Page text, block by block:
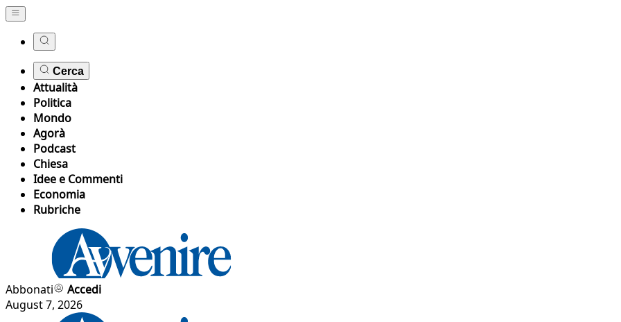
Cerca
Attualità
Politica
Mondo
Agorà
Podcast
Chiesa
Idee e Commenti
Economia
Rubriche
Abbonati
Accedi
August 7, 2026